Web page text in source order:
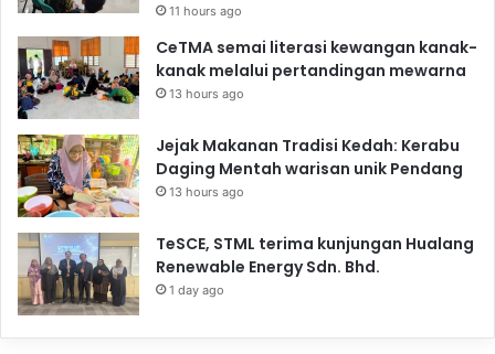
11 hours ago
CeTMA semai literasi kewangan kanak-
kanak melalui pertandingan mewarna
13 hours ago
Jejak Makanan Tradisi Kedah: Kerabu
Daging Mentah warisan unik Pendang
13 hours ago
TeSCE, STML terima kunjungan Hualang
Renewable Energy Sdn. Bhd.
1 day ago